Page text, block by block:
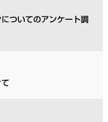
ついてのアンケート調